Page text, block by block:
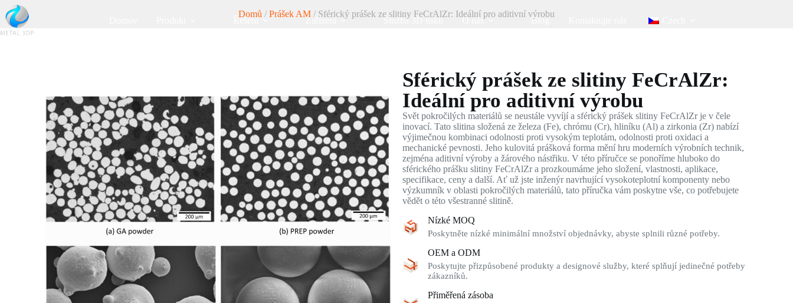
Řešení Zařízení Služba 3D tisku O nás Blog
Domů / Prášek AM / Sférický prášek ze slitiny FeCrAlZr: Ideální pro aditivní výrobu
Sférický prášek ze slitiny FeCrAlZr:
Ideální pro aditivní výrobu
Svět pokročilých materiálů se neustále vyvíjí a sférický prášek slitiny FeCrAlZr je v čele
inovací. Tato slitina složená ze železa (Fe), chrómu (Cr), hliníku (Al) a zirkonia (Zr) nabízí
výjimečnou kombinaci odolnosti proti vysokým teplotám, odolnosti proti oxidaci a
mechanické pevnosti. Jeho kulovitá prášková forma mění hru moderních výrobních technik,
zejména aditivní výroby a žárového nástřiku. V této příručce se ponoříme hluboko do
sférického prášku slitiny FeCrAlZr a prozkoumáme jeho složení, vlastnosti, aplikace,
specifikace, ceny a další. Ať už jste inženýr navrhující vysokoteplotní komponenty nebo
výzkumník v oblasti pokročilých materiálů, tato příručka vám poskytne vše, co potřebujete
vědět o této všestranné slitině.
Nízké MOQ
Poskytněte nízké minimální množství objednávky, abyste splnili různé potřeby.
OEM a ODM
Poskytujte přizpůsobené produkty a designové služby, které splňují jedinečné potřeby
zákazníků.
Přiměřená zásoba